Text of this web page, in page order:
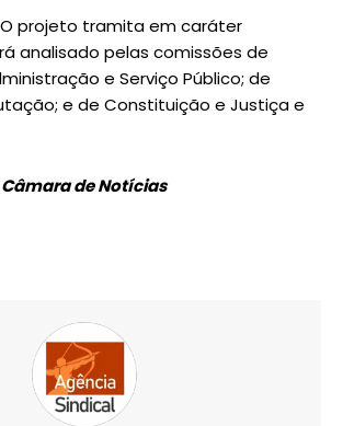
projeto tramita em caráter
analisado pelas comissões de
e Serviço Público; de
e de Constituição e Justiça e
de Notícias